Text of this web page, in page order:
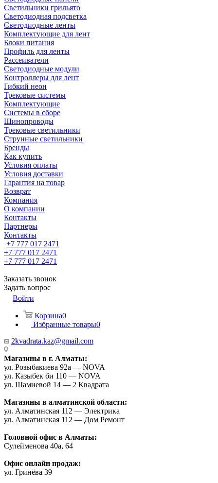
Светильники грильято
Светодиодная подсветка
Светодиодные ленты
Комплектующие для лент
Блоки питания
Профиль для ленты
Рассеиватели
Светодиодные модули
Контроллеры для лент
Гибкий неон
Трековые системы
Комплектующие
Системы в сборе
Шинопроводы
Трековые светильники
Струнные светильники
Бренды
Как купить
Условия оплаты
Условия доставки
Гарантия на товар
Возврат
Компания
О компании
Контакты
Партнеры
Контакты
+7 777 017 2471
+7 777 017 2471
+7 777 017 2471
Заказать звонок
Задать вопрос
Войти
Корзина0
Избранные товары0
2kvadrata.kaz@gmail.com
Магазины в г. Алматы:
ул. Розыбакиева 92а — NOVA
ул. Казыбек би 110 — NOVA
ул. Шамиевой 14 — 2 Квадрата
Магазины в алматинской области:
ул. Алматинская 112 — Электрика
ул. Алматинская 112 — Дом Ремонт
Головной офис в Алматы:
Сулейменова 40а, 64
Офис онлайн продаж:
ул. Гринёва 39